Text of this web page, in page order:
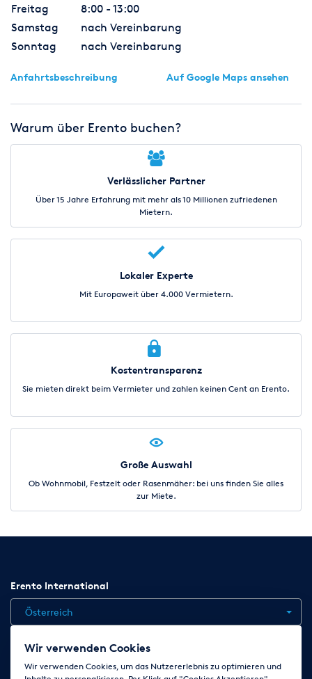
Freitag
8:00 - 13:00
Samstag
nach Vereinbarung
Sonntag
nach Vereinbarung
Anfahrtsbeschreibung Auf Google Maps ansehen
Warum über Erento buchen?
Verlässlicher Partner
Über 15 Jahre Erfahrung mit mehr als 10 Millionen zufriedenen
Mietern.
Lokaler Experte
Mit Europaweit über 4.000 Vermietern.
Kostentransparenz
Sie mieten direkt beim Vermieter und zahlen keinen Cent an Erento.
Große Auswahl
Ob Wohnmobil, Festzelt oder Rasenmäher: bei uns finden Sie alles
zur Miete.
Erento International
Österreich
Wir verwenden Cookies
Wir verwenden Cookies, um das Nutzererlebnis zu optimieren und